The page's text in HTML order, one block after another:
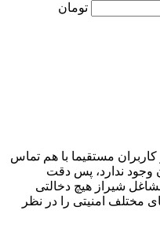
تومان
مستقیما با هم تماس
وجود ندارد، پس دقت
شیراز هیچ دخالتی
مختلف امنیتی را در نظر